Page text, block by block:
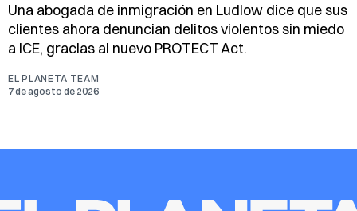
Una abogada de inmigración en Ludlow dice que sus
clientes ahora denuncian delitos violentos sin miedo
a ICE, gracias al nuevo PROTECT Act.
EL PLANETA TEAM
7 de agosto de 2026